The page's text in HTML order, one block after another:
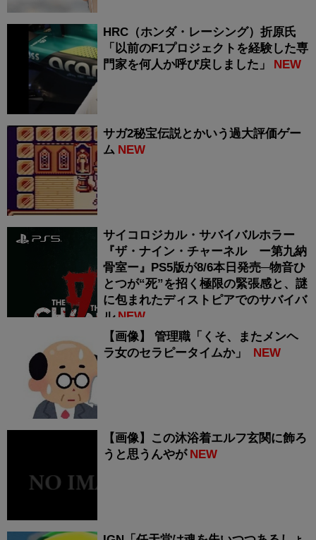
HRC（ホンダ・レーシング）折原氏
「以前のF1プロジェクトを経験した専
門家を何人か呼び戻しました」
NEW
サガ2秘宝伝説とかいう過大評価ゲー
ム NEW
サイコロジカル・サバイバルホラー
『ザ・ナイン・チャーネル ー第九納
骨室ー』PS5版が8/6本日発売─物音ひ
とつが“死”を招く極限の緊張感と、謎
に包まれたディストピアでのサバイバ
ル NEW
【画像】 管理職「くそ、またメンヘ
ラ女のセラピータイムか」
NEW
【画像】この沐浴着エルフ玄関に飾ろ
うと思うんやが NEW